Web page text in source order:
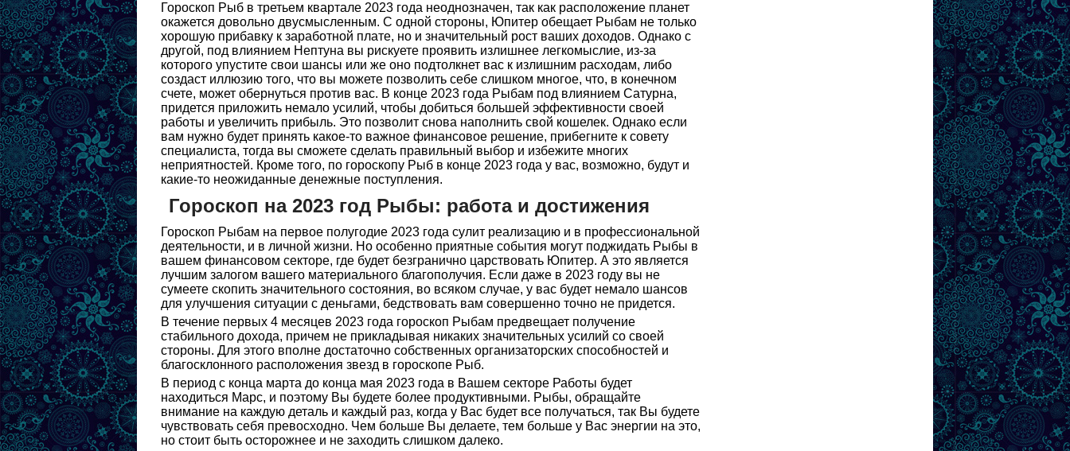
Гороскоп Рыб в третьем квартале 2023 года неоднозначен, так как расположение планет
окажется довольно двусмысленным. С одной стороны, Юпитер обещает Рыбам не только
хорошую прибавку к заработной плате, но и значительный рост ваших доходов. Однако с
другой, под влиянием Нептуна вы рискуете проявить излишнее легкомыслие, из-за
которого упустите свои шансы или же оно подтолкнет вас к излишним расходам, либо
создаст иллюзию того, что вы можете позволить себе слишком многое, что, в конечном
счете, может обернуться против вас. В конце 2023 года Рыбам под влиянием Сатурна,
придется приложить немало усилий, чтобы добиться большей эффективности своей
работы и увеличить прибыль. Это позволит снова наполнить свой кошелек. Однако если
вам нужно будет принять какое-то важное финансовое решение, прибегните к совету
специалиста, тогда вы сможете сделать правильный выбор и избежите многих
неприятностей. Кроме того, по гороскопу Рыб в конце 2023 года у вас, возможно, будут и
какие-то неожиданные денежные поступления.
Гороскоп на 2023 год Рыбы: работа и достижения
Гороскоп Рыбам на первое полугодие 2023 года сулит реализацию и в профессиональной
деятельности, и в личной жизни. Но особенно приятные события могут поджидать Рыбы в
вашем финансовом секторе, где будет безгранично царствовать Юпитер. А это является
лучшим залогом вашего материального благополучия. Если даже в 2023 году вы не
сумеете скопить значительного состояния, во всяком случае, у вас будет немало шансов
для улучшения ситуации с деньгами, бедствовать вам совершенно точно не придется.
В течение первых 4 месяцев 2023 года гороскоп Рыбам предвещает получение
стабильного дохода, причем не прикладывая никаких значительных усилий со своей
стороны. Для этого вполне достаточно собственных организаторских способностей и
благосклонного расположения звезд в гороскопе Рыб.
В период с конца марта до конца мая 2023 года в Вашем секторе Работы будет
находиться Марс, и поэтому Вы будете более продуктивными. Рыбы, обращайте
внимание на каждую деталь и каждый раз, когда у Вас будет все получаться, так Вы будете
чувствовать себя превосходно. Чем больше Вы делаете, тем больше у Вас энергии на это,
но стоит быть осторожнее и не заходить слишком далеко.